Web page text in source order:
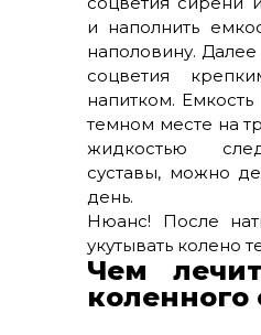
и наполнить
наполовину.
соцветия
напитком.
темном месте на
жидкостью
суставы, можно
день.
Нюанс! После
укутывать колено
Чем
коленного